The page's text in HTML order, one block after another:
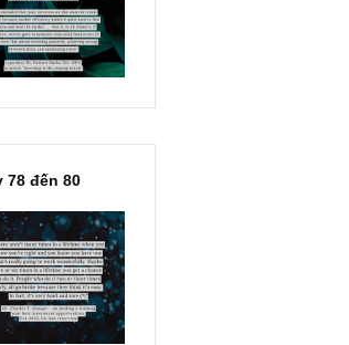
Ấn phẩm lẻ Kỳ 81 đến 83